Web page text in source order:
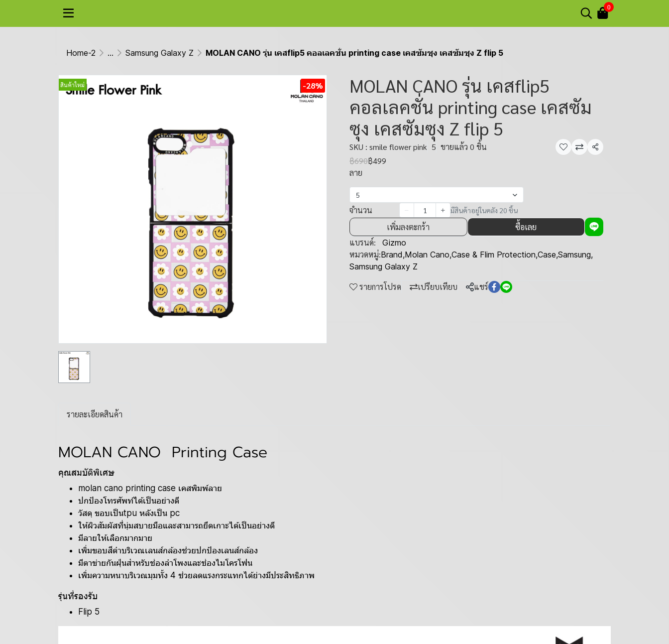
0
Home-2 ... Samsung Galaxy Z MOLAN CANO รุ่น เคสflip5 คอลเลคชั่น printing case เคสซัมซุง เคสซัมซุง Z flip 5
สินค้าใหม่ -28%
MOLAN CANO รุ่น เคสflip5
คอลเลคชั่น printing case เคสซัม
ซุง เคสซัมซุง Z flip 5
SKU : smile flower pink 5 ขายแล้ว 0 ชิ้น
แชร์
฿690฿499
ลาย
5
จำนวน มีสินค้าอยู่ในคลัง 20 ชิ้น
เพิ่มลงตะกร้า
ซื้อเลย
แบรนด์:
Gizmo
หมวดหมู่:Brand,Molan Cano,Case & Flim Protection,Case,Samsung,
Samsung Galaxy Z
รายการโปรด เปรียบเทียบ แชร์
รายละเอียดสินค้า
MOLAN CANO Printing Case
คุณสมบัติพิเศษ
molan cano printing case เคสพิมพ์ลาย
ปกป้องโทรศัพท์ได้เป็นอย่างดี
วัสดุ ขอบเป็นtpu หลังเป็น pc
ให้ผิวสัมผัสที่นุ่มสบายมือและสามารถยึดเกาะได้เป็นอย่างดี
มีลายให้เลือกมากมาย
เพิ่มขอบสีดำบริเวณเลนส์กล้องช่วยปกป้องเลนส์กล้อง
มีตาข่ายกันฝุ่นสำหรับช่องลำโพงและช่องไมโครโฟน
เพิ่มความหนาบริเวณมุมทั้ง 4 ช่วยลดแรงกระแทกได้ย่างมีประสิทธิภาพ
รุ่นที่รองรับ
Flip 5